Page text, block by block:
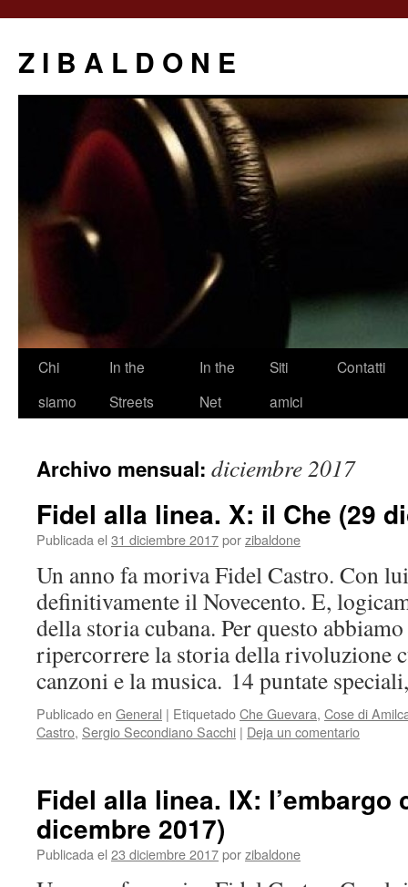
Z I B A L D O N E
Saltar
Chi
siamo
In the
Streets
In the
Net
Siti
amici
Contatti
Archivo mensual: diciembre 2017
Fidel alla linea. X: il Che (29
Publicada el 31 diciembre 2017porzibaldone
Un anno fa moriva Fidel Castro. Con
definitivamente il Novecento. E,
della storia cubana. Per questo
ripercorrere la storia della rivoluzione
canzoni e la musica. 14 puntate
Publicado en General | EtiquetadoChe Guevara, Cose di
Castro, Sergio Secondiano Sacchi | Deja un comentario
Fidel alla linea. IX: l’embargo
dicembre 2017)
Publicada el 23 diciembre 2017porzibaldone